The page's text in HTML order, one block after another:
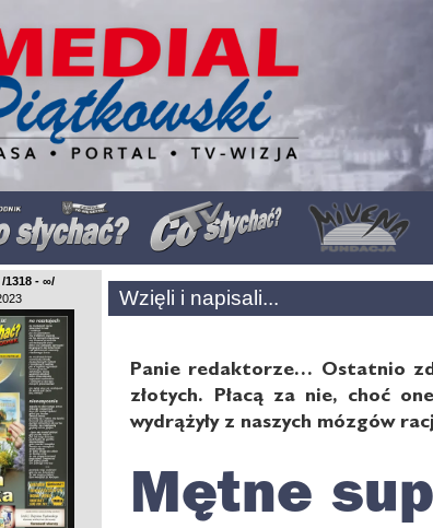
1318 - ∞/
Wzięli i napisali...
Panie redaktorze… Ostatnio
złotych. Płacą za nie, choć
wydrążyły z naszych mózgów
Mętne